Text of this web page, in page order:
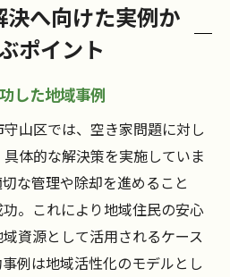
へ向けた実例か
ポイント
した地域事例
山区では、空き家問題に対し
体的な解決策を実施していま
な管理や除却を進めること
。これにより地域住民の安心
資源として活用されるケース
例は地域活性化のモデルとし